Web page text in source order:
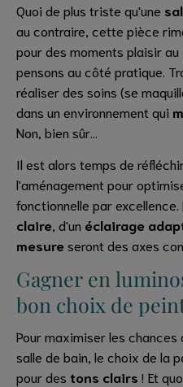
Quoi de plus triste qu'une
au contraire, cette pièce
pour des moments plaisir
pensons au côté pratique.
réaliser des soins (se
dans un environnement qui
Non, bien sûr...
Il est alors temps de
l'aménagement pour
fonctionnelle par excellence.
claire , d'un éclairage
mesureseront des axes
Gagner en
bon choix de
Pour maximiser les
salle de bain, le choix de la
pour des tons clairs ! Et